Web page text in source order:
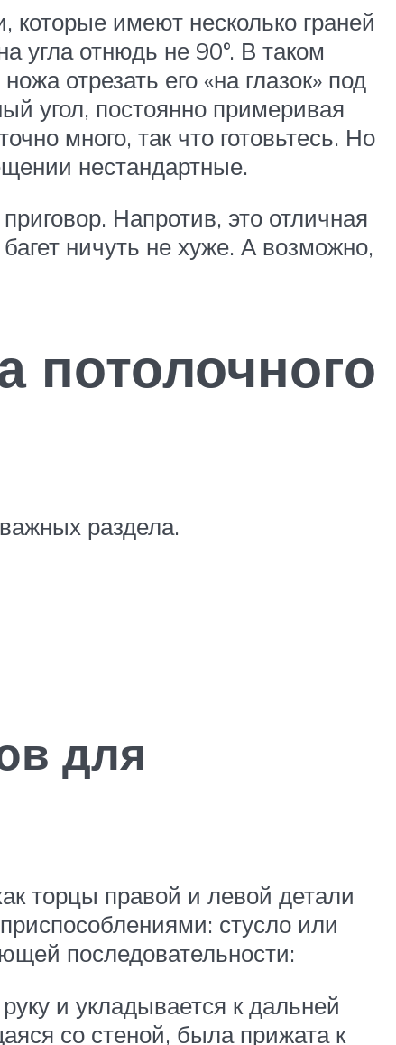
которые имеют несколько граней
угла отнюдь не 90°. В таком
отрезать его «на глазок» под
угол, постоянно примеривая
много, так что готовьтесь. Но
нестандартные.
Напротив, это отличная
ничуть не хуже. А возможно,
потолочного
раздела.
для
торцы правой и левой детали
стусло или
последовательности:
и укладывается к дальней
со стеной, была прижата к